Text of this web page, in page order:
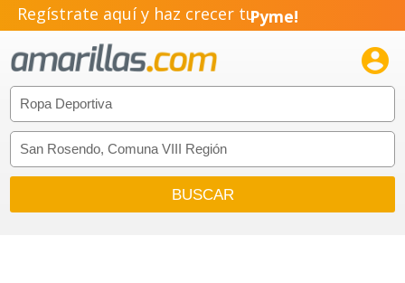
Regístrate aquí y haz crecer tuPyme!
Emprendimiento!
